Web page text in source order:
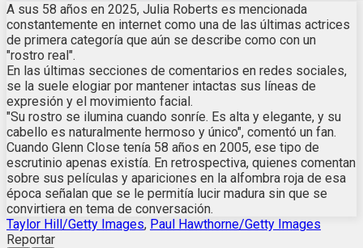
A sus 58 años en 2025, Julia Roberts es mencionada
constantemente en internet como una de las últimas actrices
de primera categoría que aún se describe como con un
"rostro real".
En las últimas secciones de comentarios en redes sociales,
se la suele elogiar por mantener intactas sus líneas de
expresión y el movimiento facial.
"Su rostro se ilumina cuando sonríe. Es alta y elegante, y su
cabello es naturalmente hermoso y único", comentó un fan.
Cuando Glenn Close tenía 58 años en 2005, ese tipo de
escrutinio apenas existía. En retrospectiva, quienes comentan
sobre sus películas y apariciones en la alfombra roja de esa
época señalan que se le permitía lucir madura sin que se
convirtiera en tema de conversación.
Taylor Hill/Getty Images, Paul Hawthorne/Getty Images
Reportar